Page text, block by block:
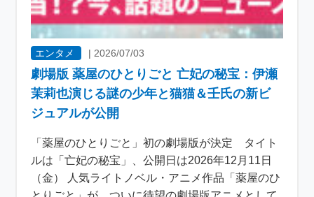
エンタメ | 2026/07/03
劇場版 薬屋のひとりごと 亡妃の秘宝：伊瀬
茉莉也演じる謎の少年と猫猫＆壬氏の新ビ
ジュアルが公開
「薬屋のひとりごと」初の劇場版が決定 タイト
ルは「亡妃の秘宝」、公開日は2026年12月11日
（金） 人気ライトノベル・アニメ作品「薬屋のひ